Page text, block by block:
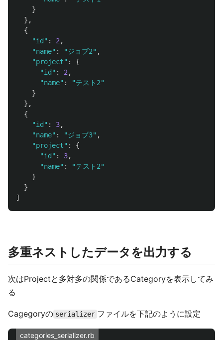
}
},
{
"id" : 2 ,
"name" : "ジョブ2" ,
"project" :
{
"id" : 2 ,
"name" :
"テスト2"
}
},
{
"id" : 3,
"name" : "ジョブ3" ,
"project" :
{
"id" : 3,
"name" :
"テスト2"
}
}
]
多重ネストしたデータを出力する
次はProjectと多対多の関係であるCategoryを表示してみ
る
Cagegoryの serializer ファイルを下記のように設定
categories_serializer.rb